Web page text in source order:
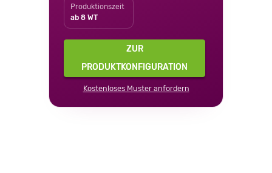
Produktionszeit
ab 8 WT
ZUR
PRODUKTKONFIGURATION
Kostenloses Muster anfordern